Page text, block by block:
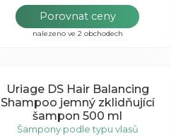
Porovnat ceny
nalezeno ve 2 obchodech
Uriage DS Hair Balancing
Shampoo jemný zklidňující
šampon 500 ml
Šampony podle typu vlasů